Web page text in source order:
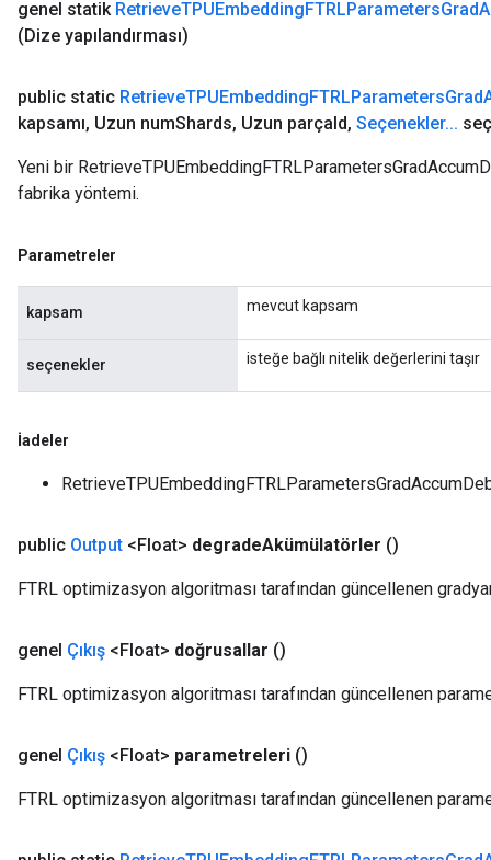
genel statik RetrieveTPUEmbeddingFTRLParametersGrad
(Dize yapılandırması)
public static RetrieveTPUEmbeddingFTRLParametersGrad
kapsamı, Uzun numShards, Uzun parçaId, Seçenekler...
Yeni bir
fabrika yöntemi.
Parametreler
kapsam mevcut kapsam
seçenekler isteğe bağlı nitelik değerlerini taşır
İadeler
public Output <Float> degradeAkümülatörler ()
FTRL optimizasyon algoritması tarafından güncellenen
genel Çıkış <Float> doğrusallar ()
FTRL optimizasyon algoritması tarafından güncellenen
genel Çıkış <Float> parametreleri ()
FTRL optimizasyon algoritması tarafından güncellenen